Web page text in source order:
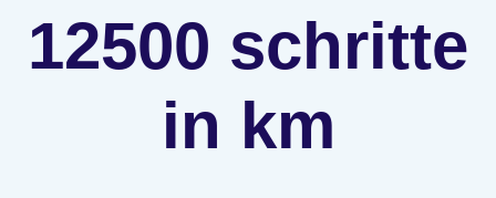
12500 schritte
in km